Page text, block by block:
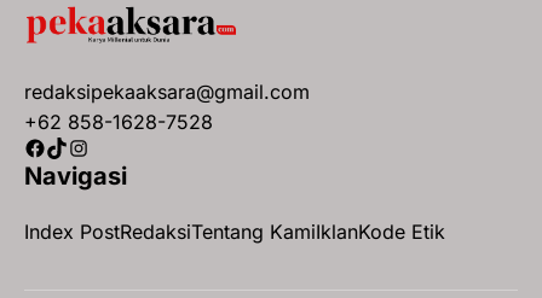
redaksipekaaksara@gmail.com
+62 858-1628-7528
Facebook
TikTok
Instagram
Navigasi
Index PostRedaksiTentang KamiIklanKode Etik